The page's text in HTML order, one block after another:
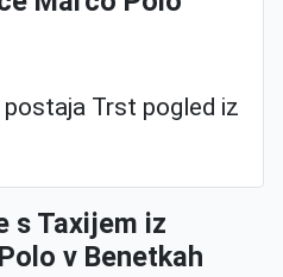
Trst pogled iz
s Taxijem iz
v Benetkah